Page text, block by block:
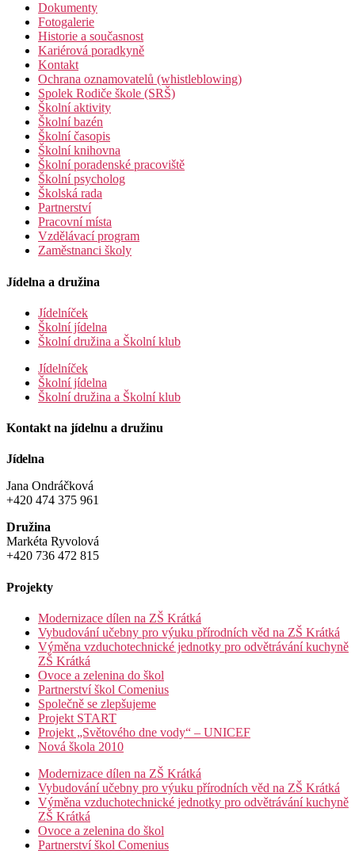
Dokumenty
Fotogalerie
Historie a současnost
Kariérová poradkyně
Kontakt
Ochrana oznamovatelů (whistleblowing)
Spolek Rodiče škole (SRŠ)
Školní aktivity
Školní bazén
Školní časopis
Školní knihovna
Školní poradenské pracoviště
Školní psycholog
Školská rada
Partnerství
Pracovní místa
Vzdělávací program
Zaměstnanci školy
Jídelna a družina
Jídelníček
Školní jídelna
Školní družina a Školní klub
Jídelníček
Školní jídelna
Školní družina a Školní klub
Kontakt na jídelnu a družinu
Jídelna
Jana Ondráčková
+420 474 375 961
Družina
Markéta Ryvolová
+420 736 472 815
Projekty
Modernizace dílen na ZŠ Krátká
Vybudování učebny pro výuku přírodních věd na ZŠ Krátká
Výměna vzduchotechnické jednotky pro odvětrávání kuchyně
ZŠ Krátká
Ovoce a zelenina do škol
Partnerství škol Comenius
Společně se zlepšujeme
Projekt START
Projekt „Světového dne vody“ – UNICEF
Nová škola 2010
Modernizace dílen na ZŠ Krátká
Vybudování učebny pro výuku přírodních věd na ZŠ Krátká
Výměna vzduchotechnické jednotky pro odvětrávání kuchyně
ZŠ Krátká
Ovoce a zelenina do škol
Partnerství škol Comenius